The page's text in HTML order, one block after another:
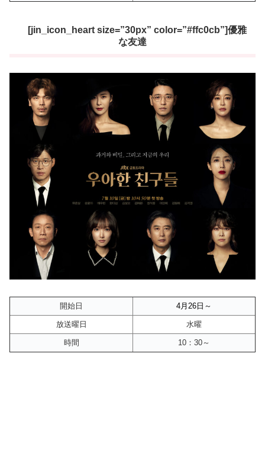
[jin_icon_heart size=”30px” color=”#ffc0cb”]優雅
な友達
開始日 4月26 日～
放送曜日 水曜
時間 10：30～